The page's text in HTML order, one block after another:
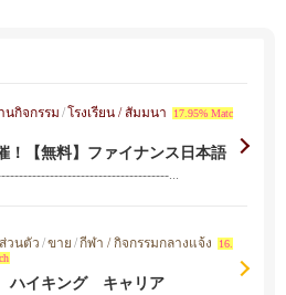
นกิจกรรม /โรงเรียน / สัมมนา
17.95% Matc
！【無料】ファイナンス日本語
...
วนตัว /ขาย /กีฬา / กิจกรรมกลางแจ้ง
16.
ハイキング キャリア